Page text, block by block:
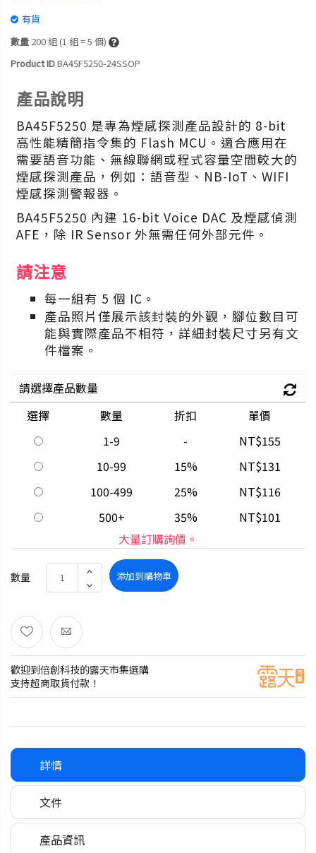
有貨
數量 200 組 (1 組 = 5 個)
Product IDBA45F5250-24SSOP
產品說明
BA45F5250 是專為煙感探測產品設計的 8-bit
高性能精簡指令集的 Flash MCU。適合應用在
需要語音功能、無線聯網或程式容量空間較大的
煙感探測產品，例如：語音型、NB-IoT、WIFI
煙感探測警報器。
BA45F5250 內建 16-bit Voice DAC 及煙感偵測
AFE，除 IR Sensor 外無需任何外部元件。
請注意
每一組有 5 個 IC。
產品照片僅展示該封裝的外觀，腳位數目可
能與實際產品不相符，詳細封裝尺寸另有文
件檔案。
請選擇產品數量
選擇
數量 折扣
單價
1-9
-
NT$155
10-99
15%
NT$131
100-499
25%
NT$116
500+
35%
NT$101
大量訂購詢價。
數量 添加到購物車
歡迎到倍創科技的露天市集選購
支持超商取貨付款！
詳情
文件
產品資訊